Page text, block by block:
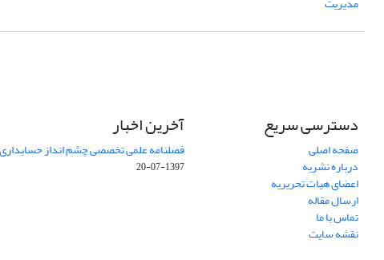
دسترسی سریع
صفحه اصلی
درباره نشریه
اعضای هیات تحریریه
ارسال مقاله
تماس با ما
نقشه سایت
آخرین اخبار
فصلنامه علمی تخصصی چشم انداز
1397-07-20